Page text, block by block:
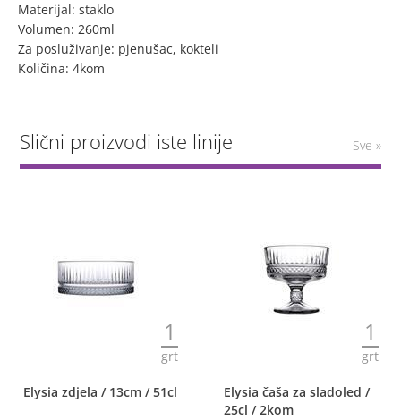
Materijal: staklo
Volumen: 260ml
Za posluživanje: pjenušac, kokteli
Količina: 4kom
Slični proizvodi iste linije Sve »
1
grt
Elysia zdjela / 13cm / 51cl
1
grt
Elysia čaša za sladoled /
25cl / 2kom